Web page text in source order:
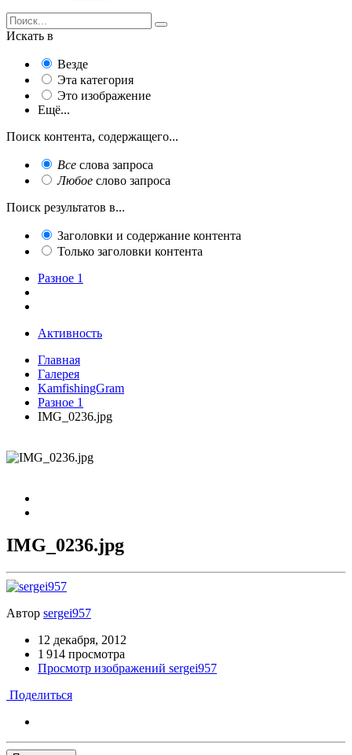
Искать в
Везде
Эта категория
Это изображение
Ещё...
Поиск контента, содержащего...
Все слова запроса
Любое слово запроса
Поиск результатов в...
Заголовки и содержание контента
Только заголовки контента
Разное 1
Активность
Главная
Галерея
KamfishingGram
Разное 1
IMG_0236.jpg
IMG_0236.jpg
Автор sergei957
12 декабря, 2012
1 914 просмотра
Просмотр изображений sergei957
Поделиться